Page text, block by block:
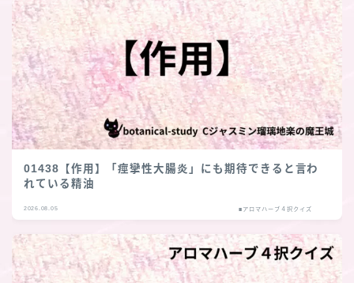
01438【作用】「痙攣性大腸炎」にも期待できると言わ
れている精油
2026.08.05 ■アロマハーブ４択クイズ